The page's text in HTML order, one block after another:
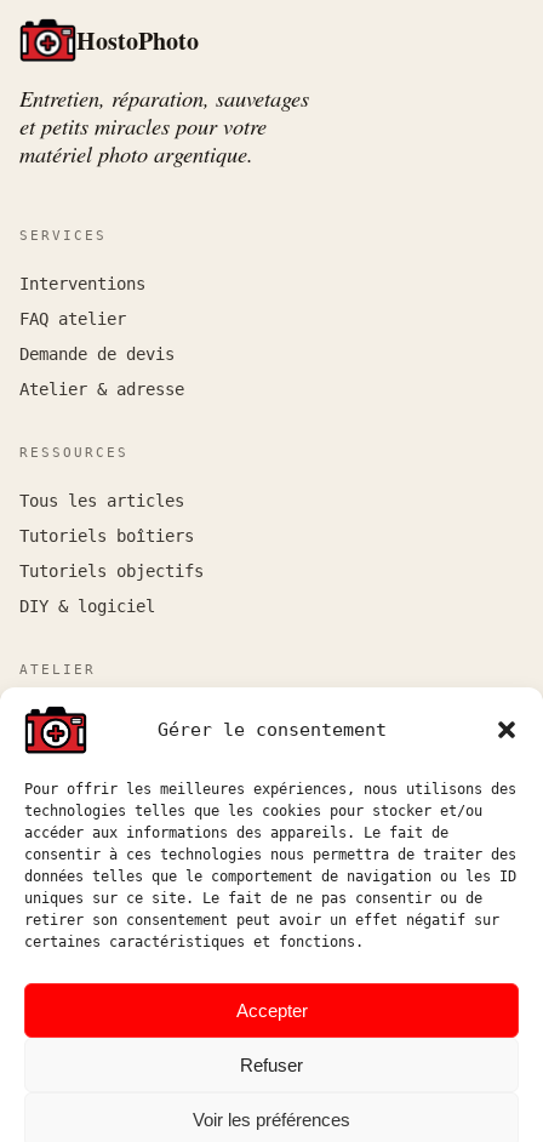
Gérer le consentement
Pour offrir les meilleures expériences, nous utilisons des
technologies telles que les cookies pour stocker et/ou
accéder aux informations des appareils. Le fait de
consentir à ces technologies nous permettra de traiter des
données telles que le comportement de navigation ou les ID
uniques sur ce site. Le fait de ne pas consentir ou de
retirer son consentement peut avoir un effet négatif sur
certaines caractéristiques et fonctions.
Accepter
Refuser
Voir les préférences
HostoPhoto
Entretien, réparation, sauvetages
et petits miracles pour votre
matériel photo argentique.
SERVICES
Interventions
FAQ atelier
Demande de devis
Atelier & adresse
RESSOURCES
Tous les articles
Tutoriels boîtiers
Tutoriels objectifs
DIY & logiciel
ATELIER
Atelier sur rendez-vous entre Marseille et Aix-en-
Provence.
atelier@hostophoto.fr
À propos de l’atelier
Déposer une demande de devis
Accéder au suivi atelier